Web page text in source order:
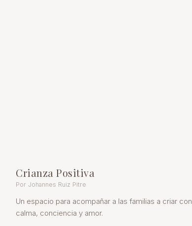
Crianza Positiva
Por Johannes Ruiz Pitre
Un espacio para acompañar a las familias a criar con
calma, conciencia y amor.